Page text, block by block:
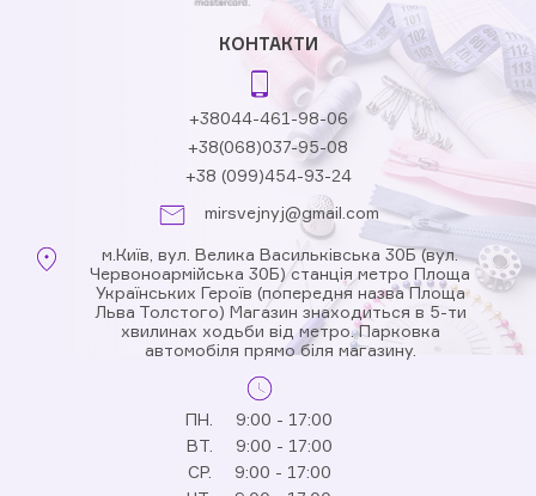
КОНТАКТИ
+38044-461-98-06
+38(068)037-95-08
+38 (099)454-93-24
mirsvejnyj@gmail.com
м.Київ, вул. Велика Васильківська 30Б (вул.
Червоноармійська 30Б) станція метро Площа
Українських Героїв (попередня назва Площа
Льва Толстого) Магазин знаходиться в 5-ти
хвилинах ходьби від метро. Парковка
автомобіля прямо біля магазину.
ПН.
9:00 - 17:00
ВТ.
9:00 - 17:00
СР.
9:00 - 17:00